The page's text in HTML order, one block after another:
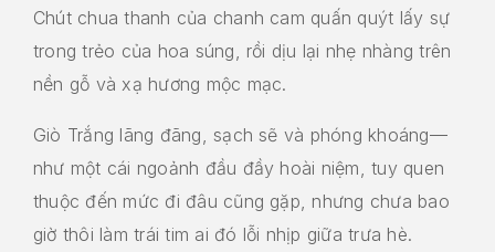
Chút chua thanh của chanh cam quấn quýt lấy sự
trong trẻo của hoa súng, rồi dịu lại nhẹ nhàng trên
nền gỗ và xạ hương mộc mạc.
Giò Trắng lãng đãng, sạch sẽ và phóng khoáng—
như một cái ngoảnh đầu đầy hoài niệm, tuy quen
thuộc đến mức đi đâu cũng gặp, nhưng chưa bao
giờ thôi làm trái tim ai đó lỗi nhịp giữa trưa hè.